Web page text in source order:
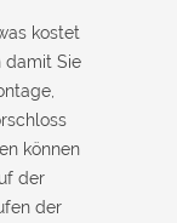
kostet
damit Sie
können
der
der